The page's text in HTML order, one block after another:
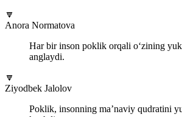
🔽
Anora Normatova
Har bir inson poklik orqali o‘zining
anglaydi.
🔽
Ziyodbek Jalolov
Poklik, insonning ma’naviy qudratini